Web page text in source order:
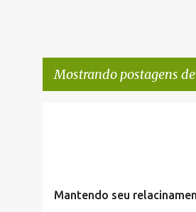
Mostrando postagens de
Mantendo seu